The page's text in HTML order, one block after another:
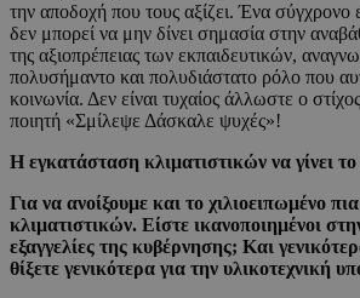
την αποδοχή που τους αξίζει. Ένα σύγχρονο
δεν μπορεί να μην δίνει σημασία στην
της αξιοπρέπειας των εκπαιδευτικών,
πολυσήμαντο και πολυδιάστατο ρόλο που
κοινωνία. Δεν είναι τυχαίος άλλωστε ο
ποιητή «Σμίλεψε Δάσκαλε ψυχές»!
Η εγκατάσταση κλιματιστικών να γίνει
Για να ανοίξουμε και το χιλιοειπωμένο
κλιματιστικών. Είστε ικανοποιημένοι
εξαγγελίες της κυβέρνησης; Και
θίξετε γενικότερα για την υλικοτεχνική